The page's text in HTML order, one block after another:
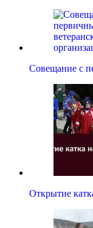
Совещание с
Открытие